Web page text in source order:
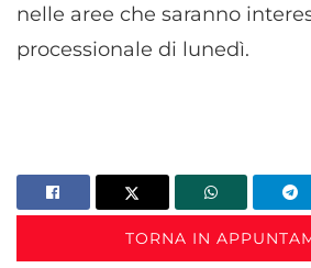
nelle aree che saranno
processionale di lunedì.
TORNA IN